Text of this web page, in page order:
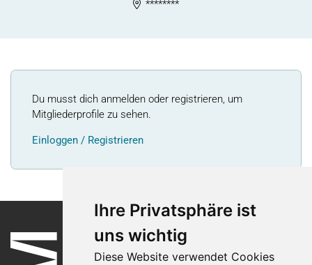
Ihre Privatsphäre ist
uns wichtig
Diese Website verwendet Cookies
********
Du musst dich anmelden oder registrieren, um
Mitgliederprofile zu sehen.
Einloggen / Registrieren